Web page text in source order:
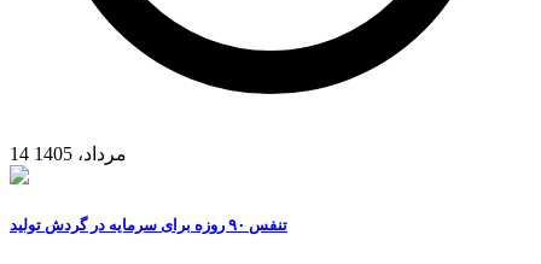
14 مرداد، 1405
تنفس ۹۰ روزه برای سرمایه در گردش تولید